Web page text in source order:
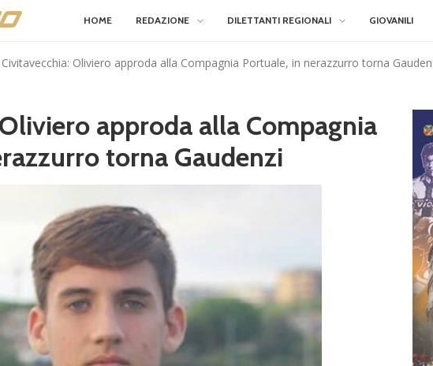
HOME REDAZIONE DILETTANTI REGIONALI GIOVANILI
Civitavecchia: Oliviero approda alla Compagnia Portuale, in nerazzurro torna
approda alla Compagnia
torna Gaudenzi